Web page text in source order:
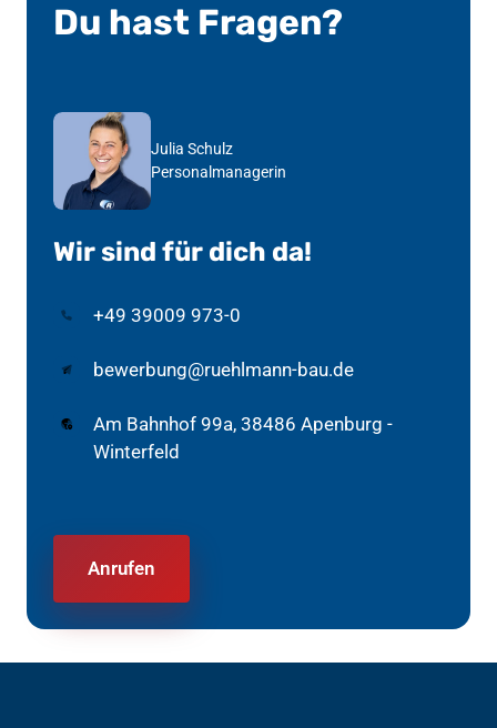
Du hast Fragen?
Julia Schulz
Personalmanagerin
Wir sind für dich da!
+49 39009 973-0
bewerbung@ruehlmann-bau.de
Am Bahnhof 99a, 38486 Apenburg -
Winterfeld
Anrufen